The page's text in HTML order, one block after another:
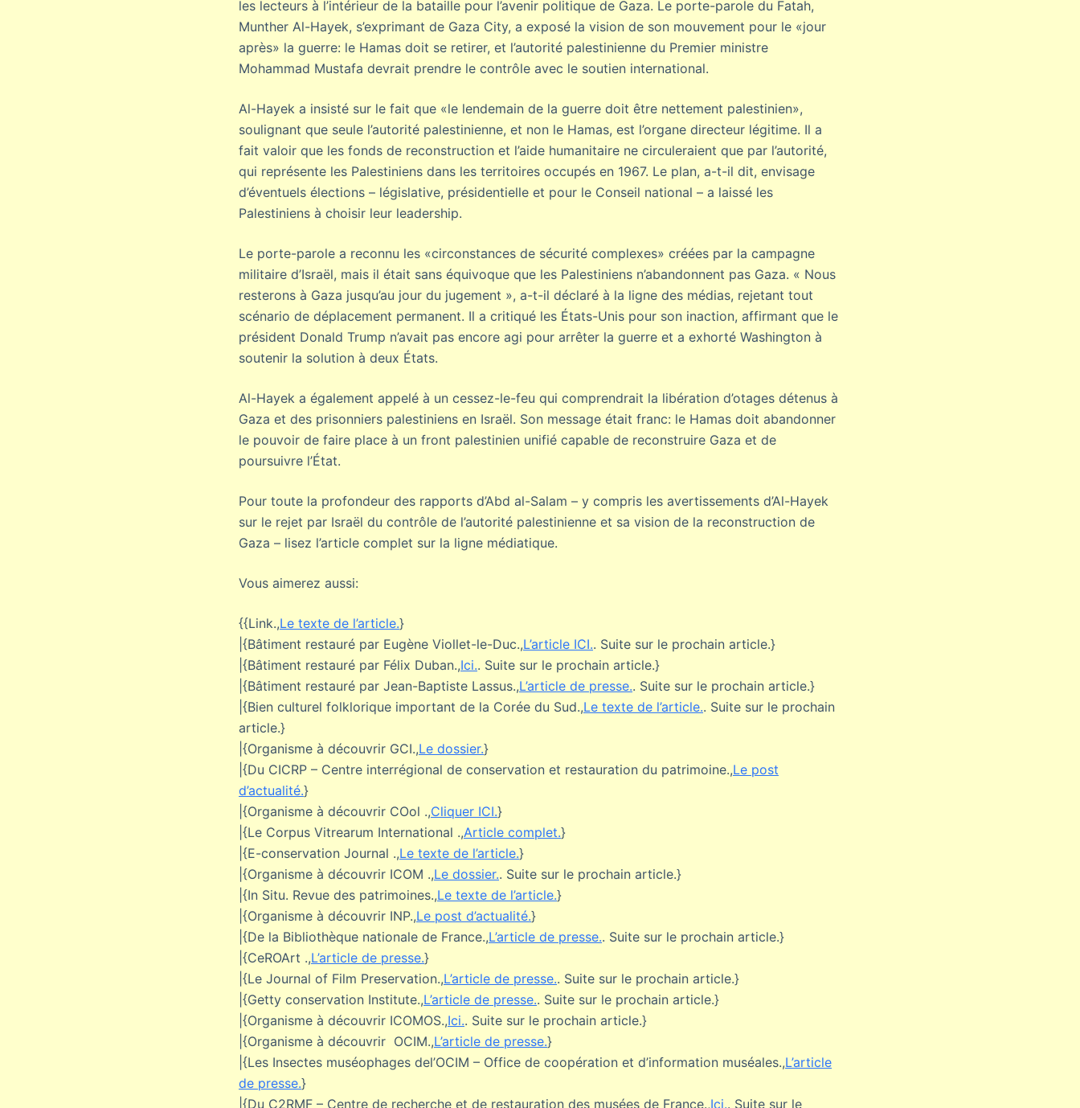
les lecteurs à l’intérieur de la bataille pour l’avenir politique de Gaza. Le porte-parole du Fatah,
Munther Al-Hayek, s’exprimant de Gaza City, a exposé la vision de son mouvement pour le «jour
après» la guerre: le Hamas doit se retirer, et l’autorité palestinienne du Premier ministre
Mohammad Mustafa devrait prendre le contrôle avec le soutien international.
Al-Hayek a insisté sur le fait que «le lendemain de la guerre doit être nettement palestinien»,
soulignant que seule l’autorité palestinienne, et non le Hamas, est l’organe directeur légitime. Il a
fait valoir que les fonds de reconstruction et l’aide humanitaire ne circuleraient que par l’autorité,
qui représente les Palestiniens dans les territoires occupés en 1967. Le plan, a-t-il dit, envisage
d’éventuels élections – législative, présidentielle et pour le Conseil national – a laissé les
Palestiniens à choisir leur leadership.
Le porte-parole a reconnu les «circonstances de sécurité complexes» créées par la campagne
militaire d’Israël, mais il était sans équivoque que les Palestiniens n’abandonnent pas Gaza. « Nous
resterons à Gaza jusqu’au jour du jugement », a-t-il déclaré à la ligne des médias, rejetant tout
scénario de déplacement permanent. Il a critiqué les États-Unis pour son inaction, affirmant que le
président Donald Trump n’avait pas encore agi pour arrêter la guerre et a exhorté Washington à
soutenir la solution à deux États.
Al-Hayek a également appelé à un cessez-le-feu qui comprendrait la libération d’otages détenus à
Gaza et des prisonniers palestiniens en Israël. Son message était franc: le Hamas doit abandonner
le pouvoir de faire place à un front palestinien unifié capable de reconstruire Gaza et de
poursuivre l’État.
Pour toute la profondeur des rapports d’Abd al-Salam – y compris les avertissements d’Al-Hayek
sur le rejet par Israël du contrôle de l’autorité palestinienne et sa vision de la reconstruction de
Gaza – lisez l’article complet sur la ligne médiatique.
Vous aimerez aussi:
{{Link.,Le texte de l’article.}
|{Bâtiment restauré par Eugène Viollet-le-Duc.,L’article ICI.. Suite sur le prochain article.}
|{Bâtiment restauré par Félix Duban.,Ici.. Suite sur le prochain article.}
|{Bâtiment restauré par Jean-Baptiste Lassus.,L’article de presse.. Suite sur le prochain article.}
|{Bien culturel folklorique important de la Corée du Sud.,Le texte de l’article.. Suite sur le prochain
article.}
|{Organisme à découvrir GCI.,Le dossier.}
|{Du CICRP – Centre interrégional de conservation et restauration du patrimoine.,Le post
d’actualité.}
|{Organisme à découvrir COol .,Cliquer ICI.}
|{Le Corpus Vitrearum International .,Article complet.}
|{E-conservation Journal .,Le texte de l’article.}
|{Organisme à découvrir ICOM .,Le dossier.. Suite sur le prochain article.}
|{In Situ. Revue des patrimoines.,Le texte de l’article.}
|{Organisme à découvrir INP.,Le post d’actualité.}
|{De la Bibliothèque nationale de France.,L’article de presse.. Suite sur le prochain article.}
|{CeROArt .,L’article de presse.}
|{Le Journal of Film Preservation.,L’article de presse.. Suite sur le prochain article.}
|{Getty conservation Institute.,L’article de presse.. Suite sur le prochain article.}
|{Organisme à découvrir ICOMOS.,Ici.. Suite sur le prochain article.}
|{Organisme à découvrir OCIM.,L’article de presse.}
|{Les Insectes muséophages del’OCIM – Office de coopération et d’information muséales.,L’article
de presse.}
|{Du C2RMF – Centre de recherche et de restauration des musées de France.,Ici.. Suite sur le